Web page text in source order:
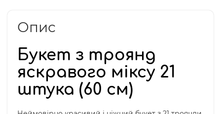
Опис
Букет з троянд
яскравого міксу 21
штука (60 см)